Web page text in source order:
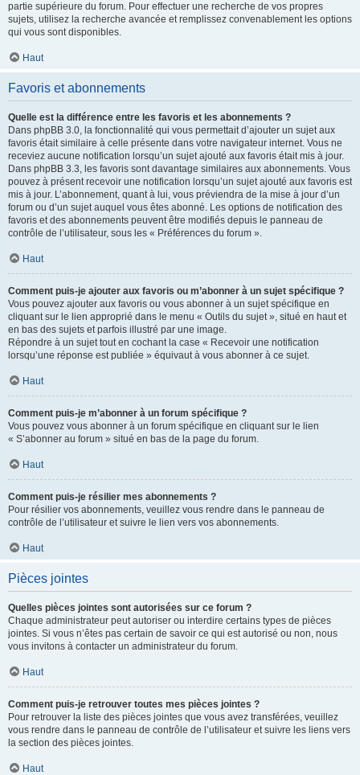
partie supérieure du forum. Pour effectuer une recherche de vos propres
sujets, utilisez la recherche avancée et remplissez convenablement les options
qui vous sont disponibles.
Haut
Favoris et abonnements
Quelle est la différence entre les favoris et les abonnements ?
Dans phpBB 3.0, la fonctionnalité qui vous permettait d’ajouter un sujet aux
favoris était similaire à celle présente dans votre navigateur internet. Vous ne
receviez aucune notification lorsqu’un sujet ajouté aux favoris était mis à jour.
Dans phpBB 3.3, les favoris sont davantage similaires aux abonnements. Vous
pouvez à présent recevoir une notification lorsqu’un sujet ajouté aux favoris est
mis à jour. L’abonnement, quant à lui, vous préviendra de la mise à jour d’un
forum ou d’un sujet auquel vous êtes abonné. Les options de notification des
favoris et des abonnements peuvent être modifiés depuis le panneau de
contrôle de l’utilisateur, sous les « Préférences du forum ».
Haut
Comment puis-je ajouter aux favoris ou m’abonner à un sujet spécifique ?
Vous pouvez ajouter aux favoris ou vous abonner à un sujet spécifique en
cliquant sur le lien approprié dans le menu « Outils du sujet », situé en haut et
en bas des sujets et parfois illustré par une image.
Répondre à un sujet tout en cochant la case « Recevoir une notification
lorsqu’une réponse est publiée » équivaut à vous abonner à ce sujet.
Haut
Comment puis-je m’abonner à un forum spécifique ?
Vous pouvez vous abonner à un forum spécifique en cliquant sur le lien
« S’abonner au forum » situé en bas de la page du forum.
Haut
Comment puis-je résilier mes abonnements ?
Pour résilier vos abonnements, veuillez vous rendre dans le panneau de
contrôle de l’utilisateur et suivre le lien vers vos abonnements.
Haut
Pièces jointes
Quelles pièces jointes sont autorisées sur ce forum ?
Chaque administrateur peut autoriser ou interdire certains types de pièces
jointes. Si vous n’êtes pas certain de savoir ce qui est autorisé ou non, nous
vous invitons à contacter un administrateur du forum.
Haut
Comment puis-je retrouver toutes mes pièces jointes ?
Pour retrouver la liste des pièces jointes que vous avez transférées, veuillez
vous rendre dans le panneau de contrôle de l’utilisateur et suivre les liens vers
la section des pièces jointes.
Haut